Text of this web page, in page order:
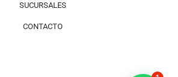
SUCURSALES
CONTACTO